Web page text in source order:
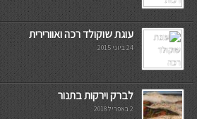
עוגת שוקולד רכה ואוורירית
24 ביוני 2015
לברק וירקות בתנור
2 באפריל 2018